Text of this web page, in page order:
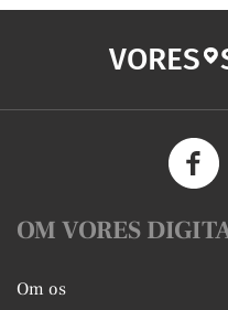
VORES
OM VORES
Om os